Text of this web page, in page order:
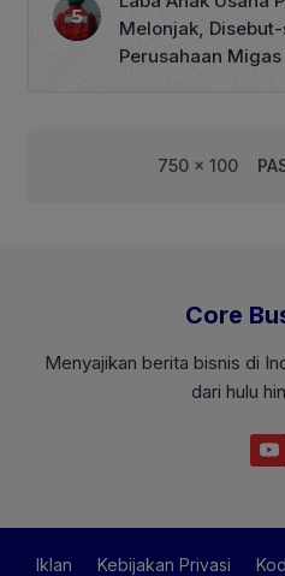
Melonjak,
Perusahaan
750 x 100
Core
Menyajikan berita bisnis di
dari hulu
Iklan Kebijakan Privasi